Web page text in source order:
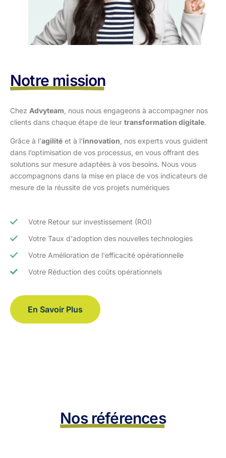
Notre mission
Chez Advyteam , nous nous engageons à accompagner nos
clients dans chaque étape de leur transformation digitale.
Grâce à l’agilité et à l’innovation , nos experts vous guident
dans l’optimisation de vos processus, en vous offrant des
solutions sur mesure adaptées à vos besoins. Nous vous
accompagnons dans la mise en place de vos indicateurs de
mesure de la réussite de vos projets numériques
Votre Retour sur investissement (ROI)
Votre Taux d'adoption des nouvelles technologies
Votre Amélioration de l'efficacité opérationnelle
Votre Réduction des coûts opérationnels
En Savoir Plus
Nos références